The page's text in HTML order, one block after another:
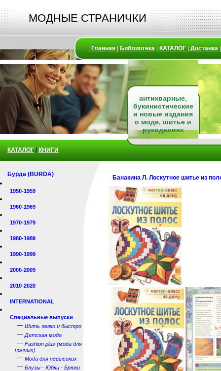
МОДНЫЕ СТРАНИЧКИ
Главная Библиотека КАТАЛОГ Доставка
антикварные,
букинистические
и новые издания
о моде, шитье и
рукоделиях
КАТАЛОГ / КНИГИ
Бурда (BURDA)
1950-1959
1960-1969
1970-1979
1980-1989
1990-1999
2000-2009
2010-2020
INTERNATIONAL
Специальные выпуски
— Шить легко и быстро
— Детская мода
— Fashion plus (мода для
полных)
— Мода для невысоких
— Блузы - Юбки - Брюки
Банакина Л. Лоскутное шитье из